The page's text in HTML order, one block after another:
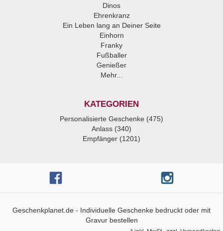
Dinos
Ehrenkranz
Ein Leben lang an Deiner Seite
Einhorn
Franky
Fußballer
Genießer
Mehr...
KATEGORIEN
Personalisierte Geschenke (475)
Anlass (340)
Empfänger (1201)
Geschenkplanet.de - Individuelle Geschenke bedruckt oder mit
Gravur bestellen